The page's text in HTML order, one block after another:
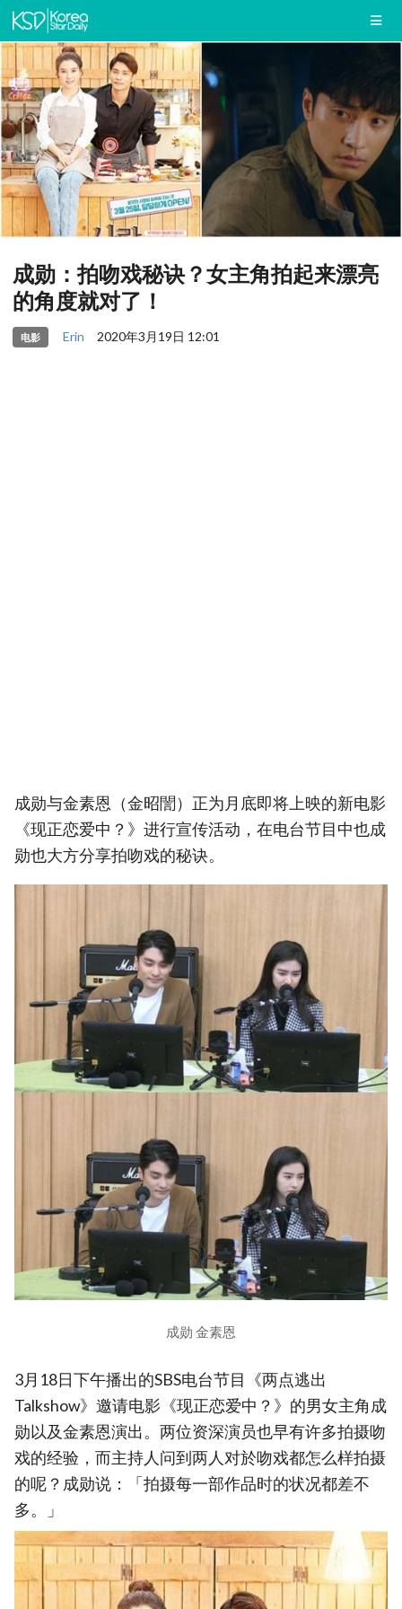
成勋：拍吻戏秘诀？女主角拍起来漂亮
的角度就对了！
电影 Erin 2020年3月19日 12:01
成勋与金素恩（金昭誾）正为月底即将上映的新电影
《现正恋爱中？》进行宣传活动，在电台节目中也成
勋也大方分享拍吻戏的秘诀。
成勋 金素恩
3月18日下午播出的SBS电台节目《两点逃出
Talkshow》邀请电影《现正恋爱中？》的男女主角成
勋以及金素恩演出。两位资深演员也早有许多拍摄吻
戏的经验，而主持人问到两人对於吻戏都怎么样拍摄
的呢？成勋说：「拍摄每一部作品时的状况都差不
多。」